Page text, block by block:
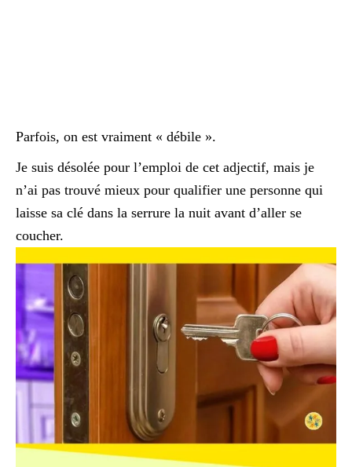
Parfois, on est vraiment « débile ».
Je suis désolée pour l’emploi de cet adjectif, mais je
n’ai pas trouvé mieux pour qualifier une personne qui
laisse sa clé dans la serrure la nuit avant d’aller se
coucher.